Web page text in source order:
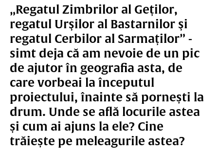
„Regatul Zimbrilor al Geților,
regatul Urşilor al Bastarnilor şi
regatul Cerbilor al Sarmaților” -
simt deja că am nevoie de un pic
de ajutor în geografia asta, de
care vorbeai la începutul
proiectului, înainte să pornești la
drum. Unde se află locurile astea
și cum ai ajuns la ele? Cine
trăiește pe meleagurile astea?